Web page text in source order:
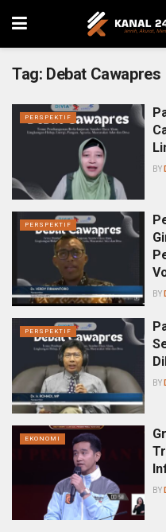
Tag: Debat Cawapres
PERSPEKTIF
BY
PERSPEKTIF
BY
PERSPEKTIF
BY
EKONOMI
BY